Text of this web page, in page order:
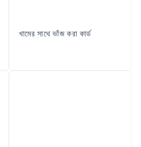
খামের সাথে ভাঁজ করা কার্ড